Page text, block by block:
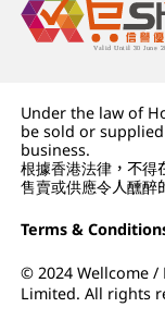
Under the law of
be sold or
business.
根據香港法律，不得
售賣或供應令人醺醉
Terms &
© 2024 Wellcome /
Limited. All rights